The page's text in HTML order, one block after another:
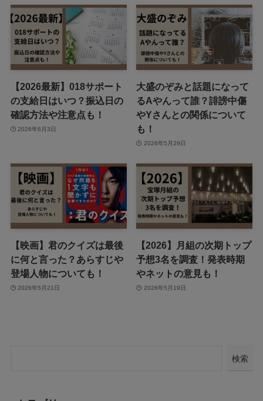
【2026最新】018サポート
の支給日はいつ？振込日の
確認方法や注意点も！
2026年6月3日
大盛のぞみと話題になって
るAやんって誰？誹謗中傷
やYさんとの関係について
も！
2026年5月29日
【映画】君のクイズは最後
に何と言った？あらすじや
登場人物についても！
2026年5月21日
【2026】月組の次期トップ
予想3名を調査！発表時期
やネットの意見も！
2026年5月19日
検索